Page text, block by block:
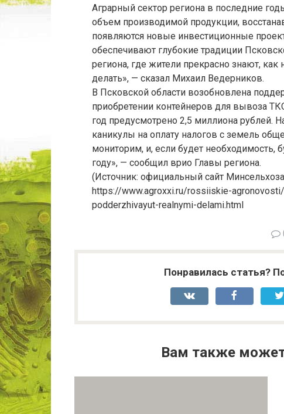
Аграрный сектор региона в последние
объем производимой продукции,
появляются новые инвестиционные
обеспечивают глубокие традиции
региона, где жители прекрасно знают,
делать», — сказал Михаил Ведерников.
В Псковской области возобновлена
приобретении контейнеров для вывоза
год предусмотрено 2,5 миллиона рублей.
каникулы на оплату налогов с земель
мониторим, и, если будет необходимость,
году», — сообщил врио Главы региона.
(Источник: официальный сайт
https://www.agroxxi.ru/rossiiskie-
podderzhivayut-realnymi-delami.html
Понравилась статья?
Вам также